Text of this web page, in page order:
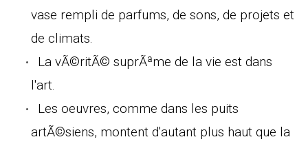
vase rempli de parfums, de sons, de projets et
de climats.
La vÃ©ritÃ© suprÃªme de la vie est dans
l'art.
Les oeuvres, comme dans les puits
artÃ©siens, montent d'autant plus haut que la